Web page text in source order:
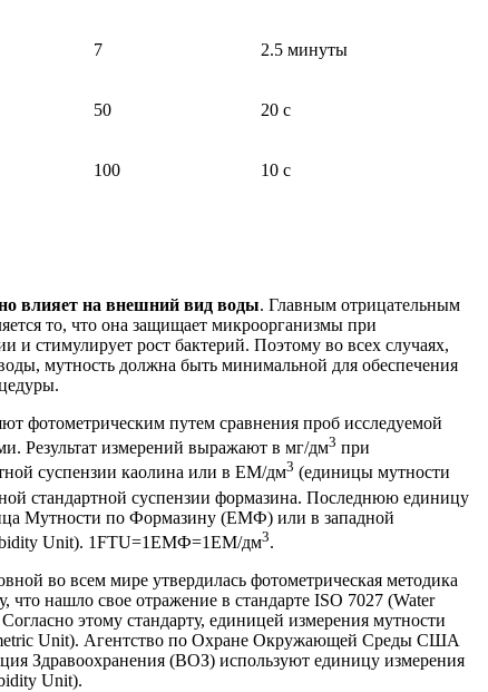
7 2.5 минуты
50 20 с
100 10 с
влияет на внешний вид воды. Главным отрицательным
то, что она защищает микроорганизмы при
и стимулирует рост бактерий. Поэтому во всех случаях,
мутность должна быть минимальной для обеспечения
фотометрическим путем сравнения проб исследуемой
Результат измерений выражают в мг/дм3 при
суспензии каолина или в ЕМ/дм3 (единицы мутности
стандартной суспензии формазина. Последнюю единицу
Мутности по Формазину (ЕМФ) или в западной
Unit). 1FTU=1ЕМФ=1ЕМ/дм3.
во всем мире утвердилась фотометрическая методика
что нашло свое отражение в стандарте ISO 7027 (Water
этому стандарту, единицей измерения мутности
Unit). Агентство по Охране Окружающей Среды США
Здравоохранения (ВОЗ) используют единицу измерения
Unit).